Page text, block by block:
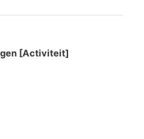
[Activiteit]